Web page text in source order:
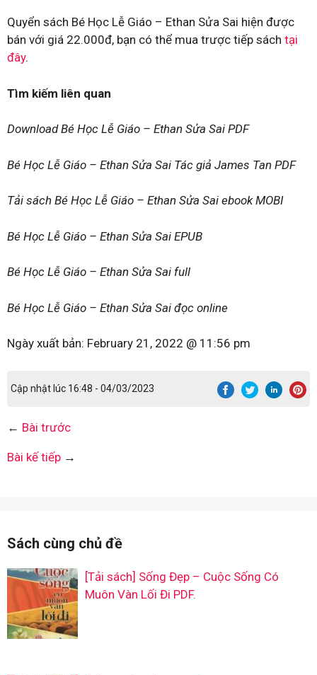
Quyển sách Bé Học Lễ Giáo – Ethan Sửa Sai hiện được
bán với giá 22.000đ, bạn có thể mua trược tiếp sách tại
đây.
Tìm kiếm liên quan
Download Bé Học Lễ Giáo – Ethan Sửa Sai PDF
Bé Học Lễ Giáo – Ethan Sửa Sai Tác giả James Tan PDF
Tải sách Bé Học Lễ Giáo – Ethan Sửa Sai ebook MOBI
Bé Học Lễ Giáo – Ethan Sửa Sai EPUB
Bé Học Lễ Giáo – Ethan Sửa Sai full
Bé Học Lễ Giáo – Ethan Sửa Sai đọc online
Ngày xuất bản: February 21, 2022 @ 11:56 pm
Cập nhật lúc 16:48 - 04/03/2023
← Bài trước
Bài kế tiếp →
Sách cùng chủ đề
[Tải sách] Sống Đẹp – Cuộc Sống Có
Muôn Vàn Lối Đi PDF.